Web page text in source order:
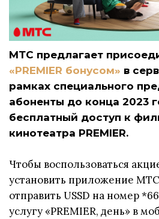
МТС предлагает
«PREMIER бонусом» в
рамках специального
абоненты до конца 2023
бесплатный доступ к
кинотеатра PREMIER.
Чтобы воспользоваться
установить приложение
отправить USSD на номер
услугу «PREMIER, день» в